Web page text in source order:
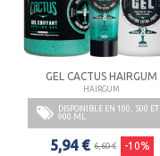
GEL CACTUS HAIRGUM
HAIRGUM
DISPONIBLE EN 100, 500 ET
900 ML
5,94 € 6,60 € -10%